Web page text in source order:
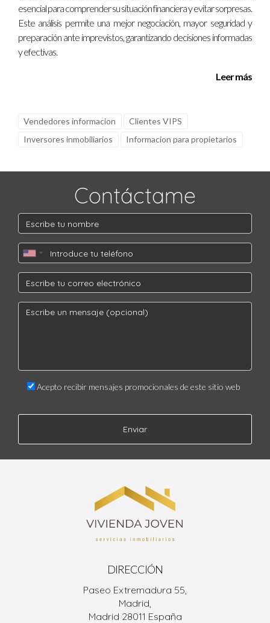
esencial para comprender su situación financiera y evitar sorpresas.
Este análisis permite una mejor negociación, mayor seguridad y
preparación ante imprevistos, garantizando decisiones informadas
y efectivas.
Leer más
Vendedores informacion
Clientes VIPS
Inversores inmobiliarios
Informacion para propietarios
Contáctame
Acepto recibir mensajes promocionales de este sitio web
Enviar
DIRECCIÓN
Paseo Extremadura 55,
Madrid,
Madrid 28011 España